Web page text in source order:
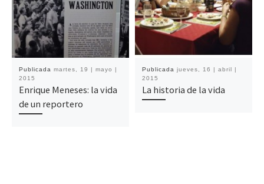
Publicada martes, 19 | mayo |
2015
Enrique Meneses: la vida
de un reportero
Publicada jueves, 16 | abril |
2015
La historia de la vida